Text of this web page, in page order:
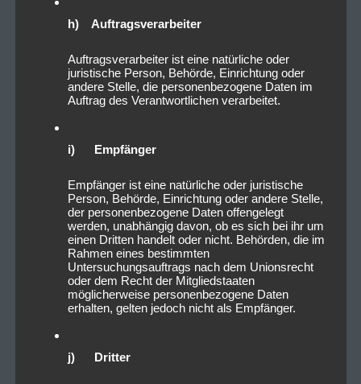
h) Auftragsverarbeiter
Auftragsverarbeiter ist eine natürliche oder
juristische Person, Behörde, Einrichtung oder
andere Stelle, die personenbezogene Daten im
Auftrag des Verantwortlichen verarbeitet.
i) Empfänger
Empfänger ist eine natürliche oder juristische
Person, Behörde, Einrichtung oder andere Stelle,
der personenbezogene Daten offengelegt
werden, unabhängig davon, ob es sich bei ihr um
einen Dritten handelt oder nicht. Behörden, die im
Rahmen eines bestimmten
Untersuchungsauftrags nach dem Unionsrecht
oder dem Recht der Mitgliedstaaten
möglicherweise personenbezogene Daten
erhalten, gelten jedoch nicht als Empfänger.
j) Dritter